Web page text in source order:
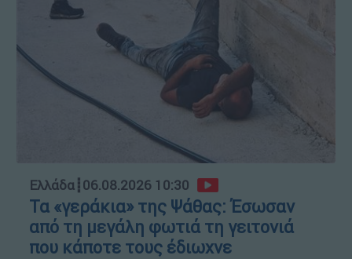
Ελλάδα┋06.08.2026 10:30
Τα «γεράκια» της Ψάθας: Έσωσαν
από τη μεγάλη φωτιά τη γειτονιά
που κάποτε τους έδιωχνε